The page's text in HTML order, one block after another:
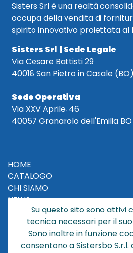
Sisters Srl è una realtà
occupa della vendita di
spirito innovativo proiettata al
Sisters Srl | Sede Legale
Via Cesare Battisti 29
40018 San Pietro in Casale (BO)
Sede Operativa
Via XXV Aprile, 46
40057 Granarolo dell'Emilia BO
HOME
CATALOGO
CHI SIAMO
NEWS
CONTATTACI
CONDIZIONI DI VENDITA
POLICY PRIVACY
Su questo sito sono attivi
tecnica necessari per il
Sono inoltre in funzione
consentono a Sistersbo S.r.l.